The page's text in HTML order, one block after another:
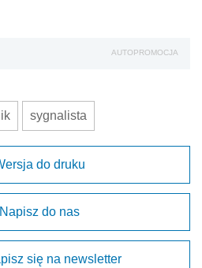
AUTOPROMOCJA
sygnalista
do druku
Napisz do nas
się na newsletter